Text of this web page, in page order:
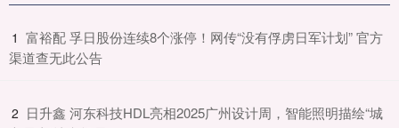
1 ​富裕配 孚日股份连续8个涨停！网传“没有俘虏日军计划” 官方
渠道查无此公告
2 ​日升鑫 河东科技HDL亮相2025广州设计周，智能照明描绘“城